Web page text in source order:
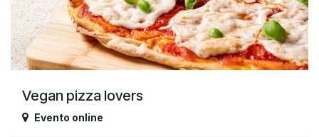
Vegan pizza lovers
Evento online